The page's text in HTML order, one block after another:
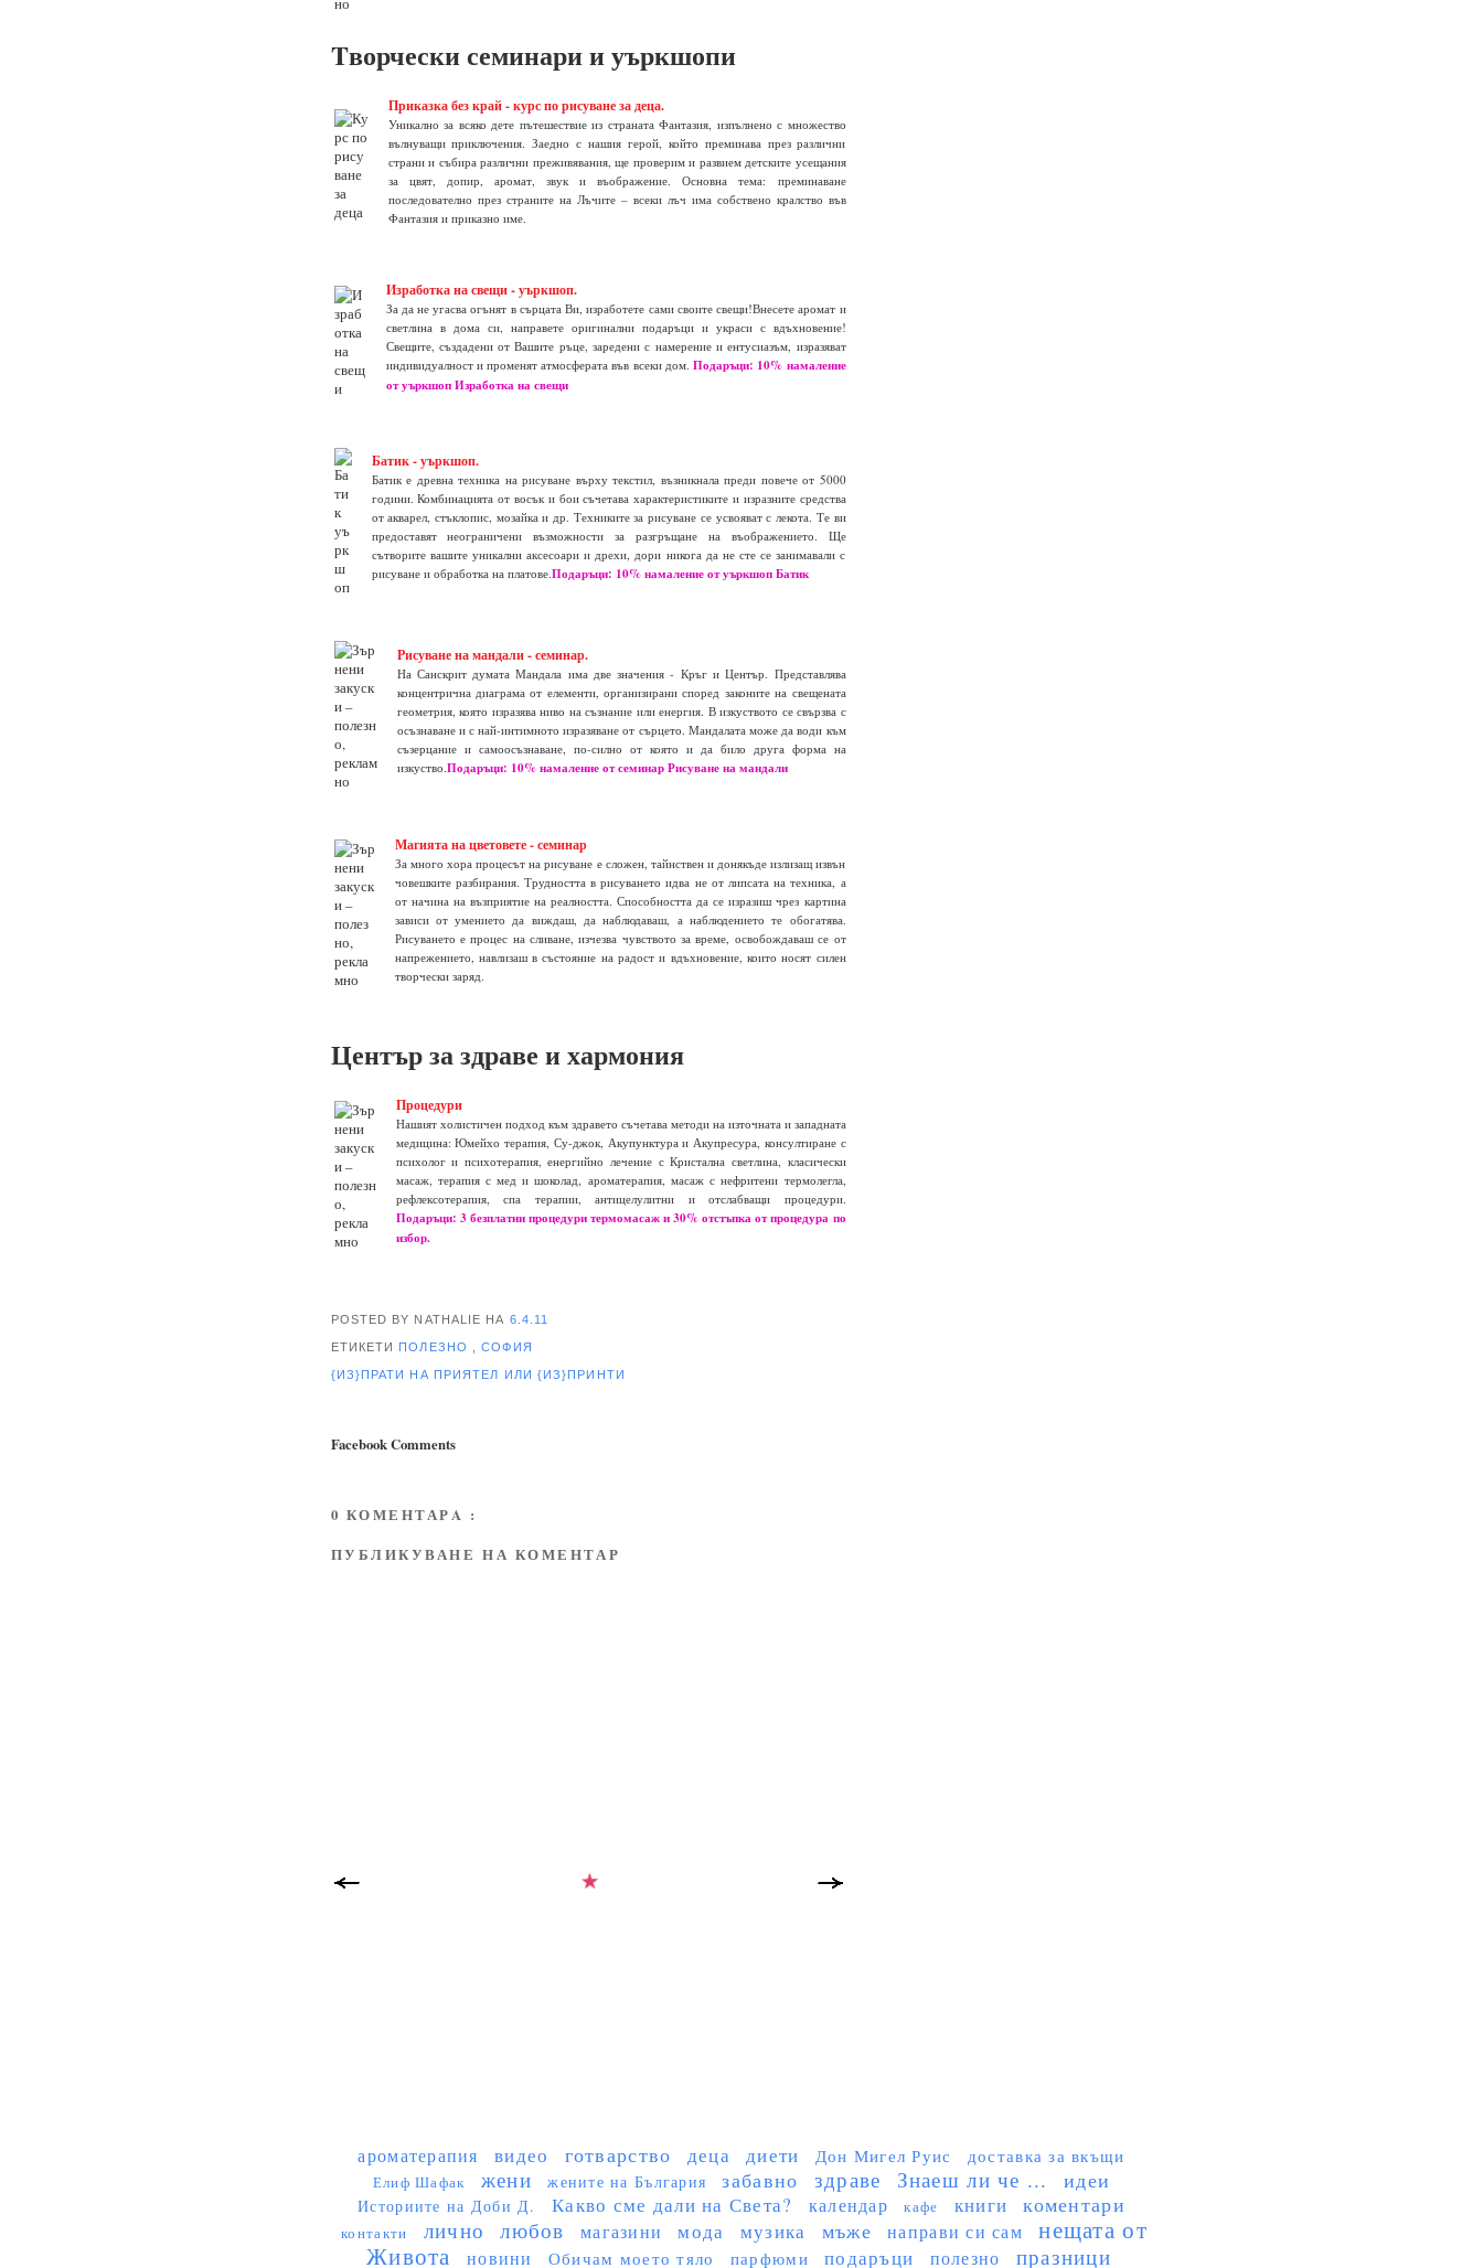
Tворчески семинари и уъркшопи
Приказка без край - курс по рисуване за деца.
Уникално за всяко дете пътешествие из страната Фантазия, изпълнено с множество
вълнуващи приключения. Заедно с нашия герой, който преминава през различни
страни и събира различни преживявания, ще проверим и развием детските усещания
за цвят, допир, аромат, звук и въображение. Основна тема: преминаване
последователно през страните на Лъчите – всеки лъч има собствено кралство във
Фантазия и приказно име.
Изработка на свещи - уъркшоп.
За да не угасва огънят в сърцата Ви, изработете сами своите свещи!Внесете аромат и
светлина в дома си, направете оригинални подаръци и украси с вдъхновение!
Свещите, създадени от Вашите ръце, заредени с намерение и ентусиазъм, изразяват
индивидуалност и променят атмосферата във всеки дом.Подаръци: 10% намаление
от уъркшоп Изработка на свещи
Батик - уъркшоп.
Батик е древна техника на рисуване върху текстил, възникнала преди повече от 5000
години. Комбинацията от восък и бои съчетава характеристиките и изразните средства
от акварел, стъклопис, мозайка и др. Техниките за рисуване се усвояват с лекота. Те ви
предоставят неограничени възможности за разгръщане на въображението. Ще
сътворите вашите уникални аксесоари и дрехи, дори никога да не сте се занимавали с
рисуване и обработка на платове.Подаръци: 10% намаление от уъркшоп Батик
Рисуване на мандали - семинар.
На Санскрит думата Мандала има две значения - Кръг и Център. Представлява
концентрична диаграма от елементи, организирани според законите на свещената
геометрия, която изразява ниво на съзнание или енергия. В изкуството се свързва с
осъзнаване и с най-интимното изразяване от сърцето. Мандалата може да води към
съзерцание и самоосъзнаване, по-силно от която и да било друга форма на
изкуство.Подаръци: 10% намаление от семинар Рисуване на мандали
Магията на цветовете - семинар
За много хора процесът на рисуване е сложен, тайнствен и донякъде излизащ извън
човешките разбирания. Трудността в рисуването идва не от липсата на техника, а
от начина на възприятие на реалността. Способността да се изразиш чрез картина
зависи от умението да виждаш, да наблюдаваш, а наблюдението те обогатява.
Рисуването е процес на сливане, изчезва чувството за време, освобождаваш се от
напрежението, навлизаш в състояние на радост и вдъхновение, които носят силен
творчески заряд.
Център за здраве и хармония
Процедури
Нашият холистичен подход към здравето съчетава методи на източната и западната
медицина: Юмейхо терапия, Су-джок, Акупунктура и Акупресура, консултиране с
психолог и психотерапия, енергийно лечение с Кристална светлина, класически
масаж, терапия с мед и шоколад, ароматерапия, масаж с нефритени термолегла,
рефлексотерапия, спа терапии, антицелулитни и отслабващи процедури.
Подаръци: 3 безплатни процедури термомасаж и 30% отстъпка от процедура по
избор.
POSTED BY NATHALIE НА 6.4.11
ЕТИКЕТИ ПОЛЕЗНО ,СОФИЯ
{ИЗ}ПРАТИ НА ПРИЯТЕЛ ИЛИ {ИЗ}ПРИНТИ
Facebook Comments
0 КОМЕНТАРA :
ПУБЛИКУВАНЕ НА КОМЕНТАР
ароматерапия видео готварство деца диети Дон Мигел Руис доставка за вкъщи
Елиф Шафак жени жените на България забавно здраве Знаеш ли че ... идеи
Историите на Доби Д. Какво сме дали на Света? календар кафе книги коментари
контакти лично любов магазини мода музика мъже направи си сам
нещата от
Живота
новини Обичам моето тяло парфюми подаръци полезно празници